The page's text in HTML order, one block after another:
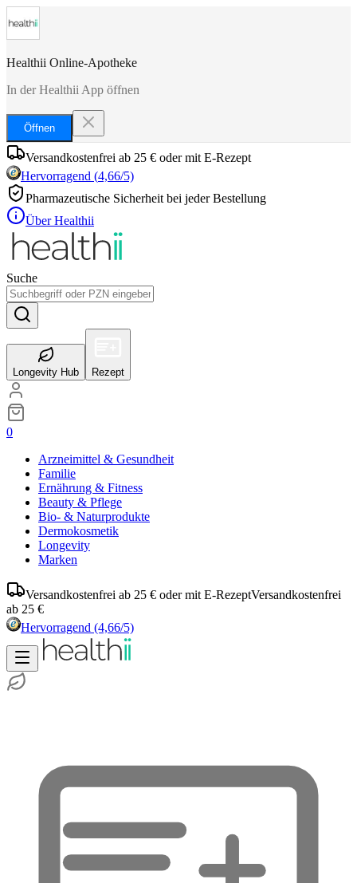
Healthii Online-Apotheke
In der Healthii App öffnen
Öffnen
Versandkostenfrei ab 25 € oder mit E-Rezept
Hervorragend (4,66/5)
Pharmazeutische Sicherheit bei jeder Bestellung
Über Healthii
Suche
Longevity Hub Rezept
0
Arzneimittel & Gesundheit
Familie
Ernährung & Fitness
Beauty & Pflege
Bio- & Naturprodukte
Dermokosmetik
Longevity
Marken
Versandkostenfrei ab 25 € oder mit E-RezeptVersandkostenfrei
ab 25 €
Hervorragend (4,66/5)